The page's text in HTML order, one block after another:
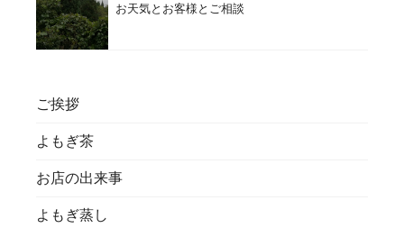
お天気とお客様とご相談
ご挨拶
よもぎ茶
お店の出来事
よもぎ蒸し